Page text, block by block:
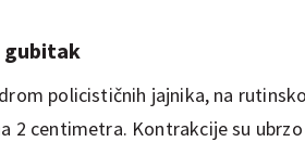
gubitak
policističnih jajnika, na
2 centimetra. Kontrakcije su